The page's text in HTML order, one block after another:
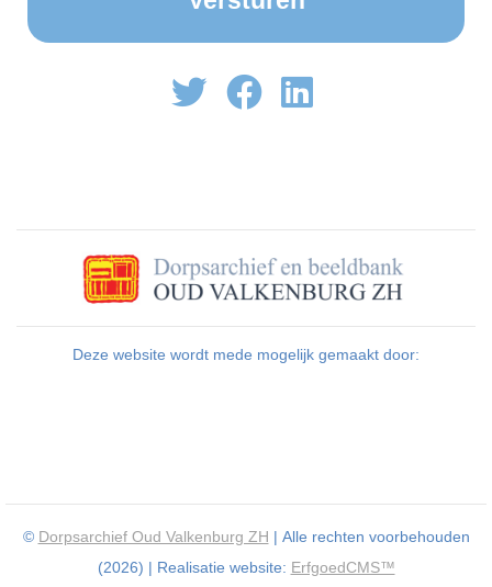
Deze website wordt mede mogelijk gemaakt door:
© Dorpsarchief Oud Valkenburg ZH | Alle rechten voorbehouden
(2026) | Realisatie website: ErfgoedCMS™